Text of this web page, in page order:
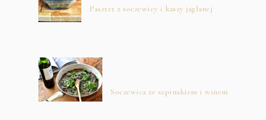
Pasztet z soczewicy i kaszy jaglanej
Soczewica ze szpinakiem i winem